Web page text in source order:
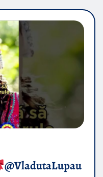
​@VladutaLupau